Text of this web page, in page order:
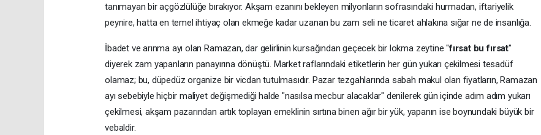
tanımayan bir açgözlülüğe bırakıyor. Akşam ezanını bekleyen milyonların sofrasındaki hurmadan, iftariyelik
peynire, hatta en temel ihtiyaç olan ekmeğe kadar uzanan bu zam seli ne ticaret ahlakına sığar ne de insanlığa.
İbadet ve arınma ayı olan Ramazan, dar gelirlinin kursağından geçecek bir lokma zeytine "fırsat bu fırsat"
diyerek zam yapanların panayırına dönüştü. Market raflarındaki etiketlerin her gün yukarı çekilmesi tesadüf
olamaz; bu, düpedüz organize bir vicdan tutulmasıdır. Pazar tezgahlarında sabah makul olan fiyatların, Ramazan
ayı sebebiyle hiçbir maliyet değişmediği halde "nasılsa mecbur alacaklar" denilerek gün içinde adım adım yukarı
çekilmesi, akşam pazarından artık toplayan emeklinin sırtına binen ağır bir yük, yapanın ise boynundaki büyük bir
vebaldir.